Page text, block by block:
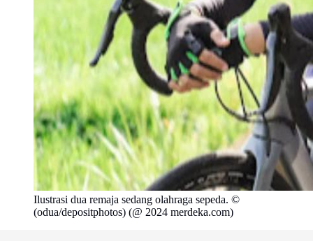
Ilustrasi dua remaja sedang olahraga sepeda. ©
(odua/depositphotos) (@ 2024 merdeka.com)